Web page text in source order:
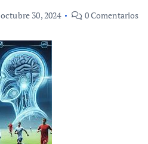
octubre 30, 2024 0 Comentarios